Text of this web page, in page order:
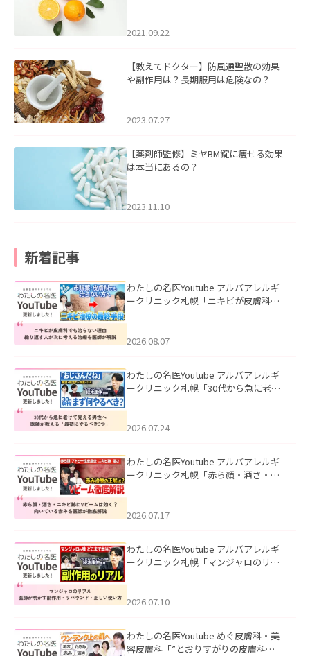
2021.09.22
【教えてドクター】防風通聖散の効果
や副作用は？長期服用は危険なの？
2023.07.27
【薬剤師監修】ミヤBM錠に痩せる効果
は本当にあるの？
2023.11.10
新着記事
わたしの名医Youtube アルバアレルギ
ークリニック札幌「ニキビが皮膚科で
ました。
2026.08.07
わたしの名医Youtube アルバアレルギ
ークリニック札幌「30代から急に老け
た。
2026.07.24
わたしの名医Youtube アルバアレルギ
ークリニック札幌「赤ら顔・酒さ・ニ
した。
2026.07.17
わたしの名医Youtube アルバアレルギ
ークリニック札幌「マンジャロのリア
た。
2026.07.10
わたしの名医Youtube めぐ皮膚科・美
容皮膚科「”とおりすがりの皮膚科